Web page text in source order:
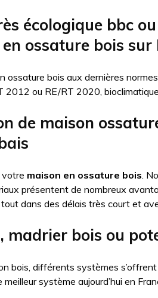
écologique bbc
ossature bois sur
ossature bois aux dernières
2012 ou RE/RT 2020,
de maison
votre maison en ossature bois.
présentent de nombreux
dans des délais très court et
madrier bois ou
bois, différents systèmes
système aujourd’hui en